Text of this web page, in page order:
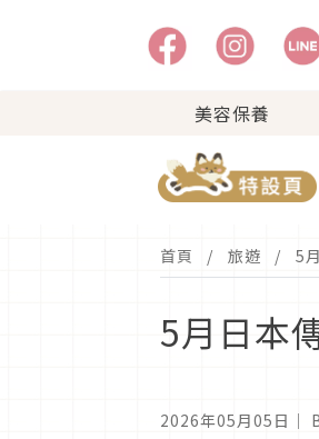
美容保養
首頁 旅遊 5
5月日本
2026年05月05日 ｜